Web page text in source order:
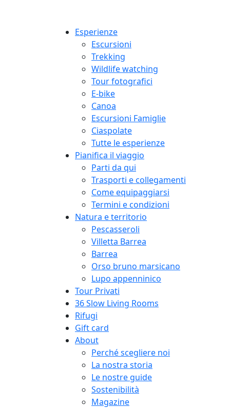
Esperienze
Escursioni
Trekking
Wildlife watching
Tour fotografici
E-bike
Canoa
Escursioni Famiglie
Ciaspolate
Tutte le esperienze
Pianifica il viaggio
Parti da qui
Trasporti e collegamenti
Come equipaggiarsi
Termini e condizioni
Natura e territorio
Pescasseroli
Villetta Barrea
Barrea
Orso bruno marsicano
Lupo appenninico
Tour Privati
36 Slow Living Rooms
Rifugi
Gift card
About
Perché scegliere noi
La nostra storia
Le nostre guide
Sostenibilità
Magazine